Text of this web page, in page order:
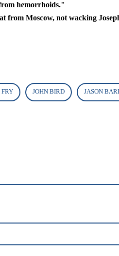
hemorrhoids."
from Moscow, not wacking
FRY JOHN BIRD JASON